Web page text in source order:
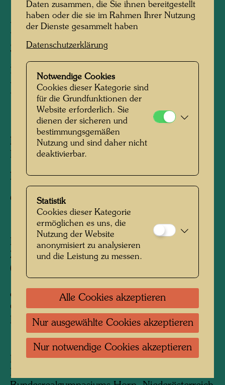
Klassenfoto von Friedrich
Stowasser / Hundertwasser
im Bundesrealgymnasium
Horn
Personen am Foto:Friedrich Stowasser,
Friedensreich Hundertwasser
Fotograf:Unbekannt Unknown
Copyright:Hundertwasser Archiv
Beschriftung Rückseite:
Zur Erinnerung an meine Klassenkameraden
(Namen)
1948 Realgymnasium Horn
eigenhändig von Hundertwasser: 1948
Gymnasium Horn. (Korrektur von fremder
Hand: 1946)
1945/46 Besuchte Friedrich Stowasser /
Hundertwasser die 6. Klasse des
Bundesgymnasiums und
Daten zusammen, die Sie ihnen bereitgestellt
haben oder die sie im Rahmen Ihrer Nutzung
der Dienste gesammelt haben
Datenschutzerklärung
Notwendige Cookies
Cookies dieser Kategorie sind
für die Grundfunktionen der
Website erforderlich. Sie
dienen der sicheren und
bestimmungsgemäßen
Nutzung und sind daher nicht
deaktivierbar.
Statistik
Cookies dieser Kategorie
ermöglichen es uns, die
Nutzung der Website
anonymisiert zu analysieren
und die Leistung zu messen.
Alle Cookies akzeptieren
Nur ausgewählte Cookies akzeptieren
Nur notwendige Cookies akzeptieren